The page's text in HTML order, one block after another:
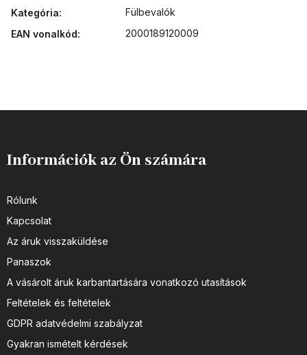
Kategória:
Fülbevalók
EAN vonalkód: 2000189120009
Információk az Ön számára
Rólunk
Kapcsolat
Az áruk visszaküldése
Panaszok
A vásárolt áruk karbantartására vonatkozó utasítások
Feltételek és feltételek
GDPR adatvédelmi szabályzat
Gyakran ismételt kérdések